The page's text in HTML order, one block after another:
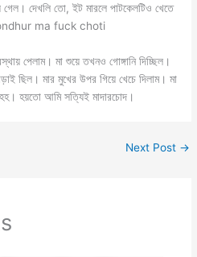
দেখলি তো, ইট মারলে পাটকেলটিও খেতে
bondhur ma fuck choti
পেলাম। মা শুয়ে তখনও গোঙ্গানি দিচ্ছিল।
ছিল। মার মুখের উপর গিয়ে খেচে দিলাম। মা
হয়তো আমি সত্যিই মাদারচোদ।
Next Post →